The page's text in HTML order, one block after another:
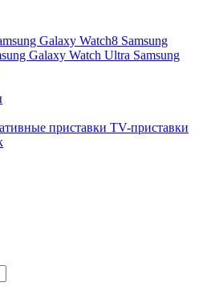
Galaxy Watch8 Samsung
Galaxy Watch Ultra Samsung
приставки TV-приставки